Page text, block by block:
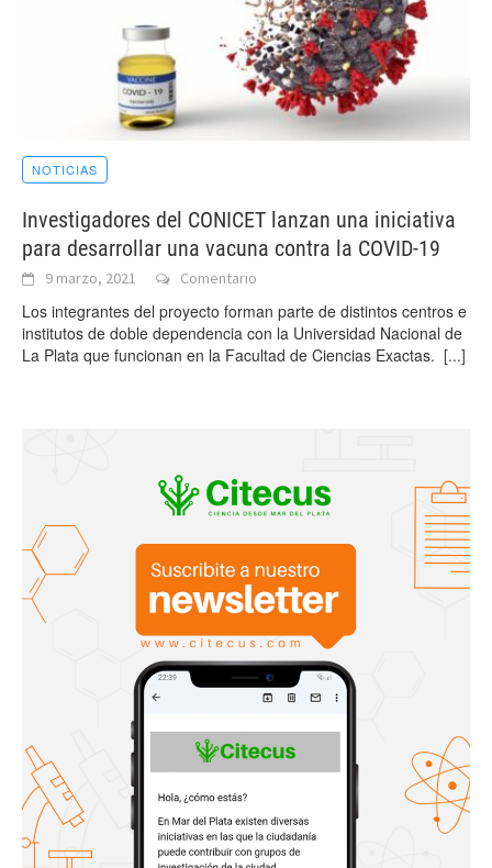
NOTICIAS
Investigadores del CONICET lanzan una iniciativa
para desarrollar una vacuna contra la COVID-19
9 marzo, 2021 Comentario
Los integrantes del proyecto forman parte de distintos centros e
institutos de doble dependencia con la Universidad Nacional de
La Plata que funcionan en la Facultad de Ciencias Exactas. [...]